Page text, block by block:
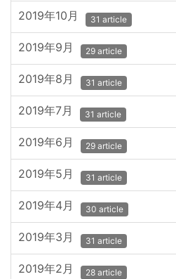
2019年10月 31 article
2019年9月 29 article
2019年8月 31 article
2019年7月 31 article
2019年6月 29 article
2019年5月 31 article
2019年4月 30 article
2019年3月 31 article
2019年2月 28 article